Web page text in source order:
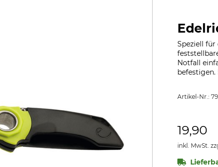
Speziell
Notfall
befestigen.
Artikel-Nr.:
19,90
inkl. MwSt.